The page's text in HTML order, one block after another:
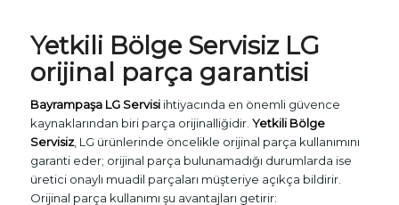
Yetkili Bölge Servisiz LG
orijinal parça garantisi
Bayrampaşa LG Servisiihtiyacında en önemli güvence
kaynaklarından biri parça orijinalliğidir. Yetkili Bölge
Servisiz, LG ürünlerinde öncelikle orijinal parça kullanımını
garanti eder; orijinal parça bulunamadığı durumlarda ise
üretici onaylı muadil parçaları müşteriye açıkça bildirir.
Orijinal parça kullanımı şu avantajları getirir: